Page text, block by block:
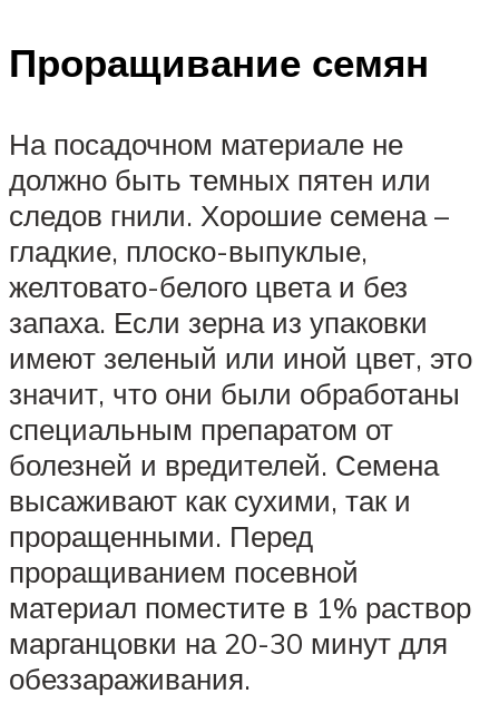
Проращивание семян
На посадочном материале не
должно быть темных пятен или
следов гнили. Хорошие семена –
гладкие, плоско-выпуклые,
желтовато-белого цвета и без
запаха. Если зерна из упаковки
имеют зеленый или иной цвет, это
значит, что они были обработаны
специальным препаратом от
болезней и вредителей. Семена
высаживают как сухими, так и
проращенными. Перед
проращиванием посевной
материал поместите в 1% раствор
марганцовки на 20-30 минут для
обеззараживания.